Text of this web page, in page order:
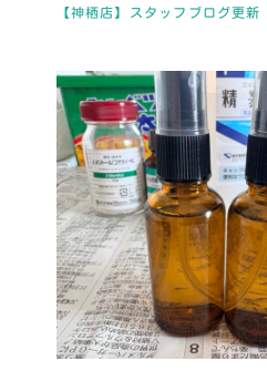
【神栖店】スタッフブログ更新